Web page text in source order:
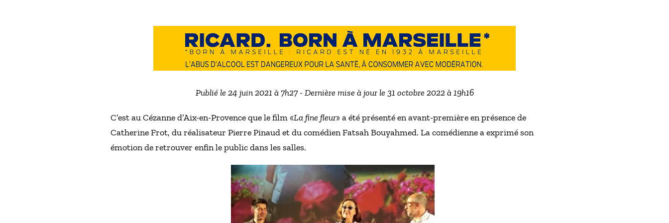
Publié le 24 juin 2021 à 7h27 - Dernière mise à jour le 31 octobre 2022 à 19h16
C’est au Cézanne d’Aix-en-Provence que le film «La fine fleur» a été présenté en avant-première en présence de
Catherine Frot, du réalisateur Pierre Pinaud et du comédien Fatsah Bouyahmed. La comédienne a exprimé son
émotion de retrouver enfin le public dans les salles.